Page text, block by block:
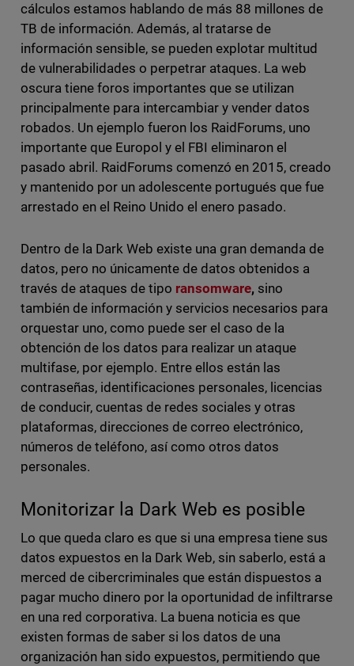
cálculos estamos hablando de más 88 millones de
TB de información. Además, al tratarse de
información sensible, se pueden explotar multitud
de vulnerabilidades o perpetrar ataques. La web
oscura tiene foros importantes que se utilizan
principalmente para intercambiar y vender datos
robados. Un ejemplo fueron los RaidForums, uno
importante que Europol y el FBI eliminaron el
pasado abril. RaidForums comenzó en 2015, creado
y mantenido por un adolescente portugués que fue
arrestado en el Reino Unido el enero pasado.
Dentro de la Dark Web existe una gran demanda de
datos, pero no únicamente de datos obtenidos a
través de ataques de tipo ransomware, sino
también de información y servicios necesarios para
orquestar uno, como puede ser el caso de la
obtención de los datos para realizar un ataque
multifase, por ejemplo. Entre ellos están las
contraseñas, identificaciones personales, licencias
de conducir, cuentas de redes sociales y otras
plataformas, direcciones de correo electrónico,
números de teléfono, así como otros datos
personales.
Monitorizar la Dark Web es posible
Lo que queda claro es que si una empresa tiene sus
datos expuestos en la Dark Web, sin saberlo, está a
merced de cibercriminales que están dispuestos a
pagar mucho dinero por la oportunidad de infiltrarse
en una red corporativa. La buena noticia es que
existen formas de saber si los datos de una
organización han sido expuestos, permitiendo que